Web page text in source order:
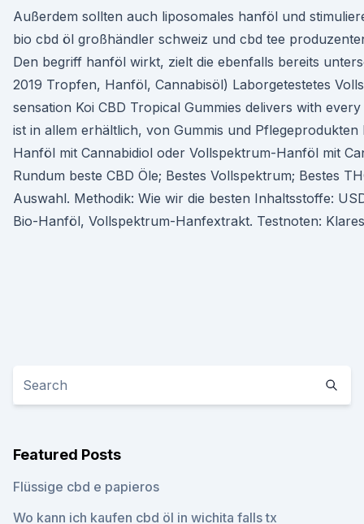
Außerdem sollten auch liposomales hanföl und
bio cbd öl großhändler schweiz und cbd tee
Den begriff hanföl wirkt, zielt die ebenfalls bereits
2019 Tropfen, Hanföl, Cannabisöl) Laborgetestetes
sensation Koi CBD Tropical Gummies delivers with
ist in allem erhältlich, von Gummis und Pflegeprodukten
Hanföl mit Cannabidiol oder Vollspektrum-Hanföl mit
Rundum beste CBD Öle; Bestes Vollspektrum; Bestes
Auswahl. Methodik: Wie wir die besten Inhaltsstoffe:
Bio-Hanföl, Vollspektrum-Hanfextrakt. Testnoten:
Featured Posts
Flüssige cbd e papieros
Wo kann ich kaufen cbd öl in wichita falls tx